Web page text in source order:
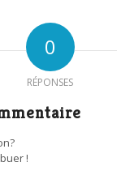
0
RÉPONSES
!